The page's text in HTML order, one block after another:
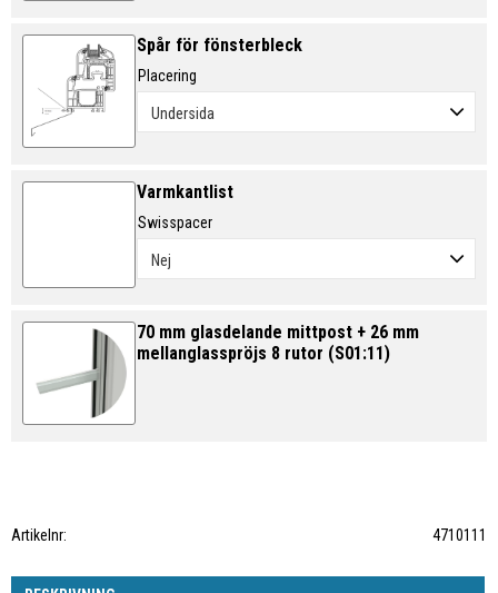
Spår för fönsterbleck
Placering
Varmkantlist
Swisspacer
70 mm glasdelande mittpost + 26 mm
mellanglasspröjs 8 rutor (S01:11)
Artikelnr 4710111